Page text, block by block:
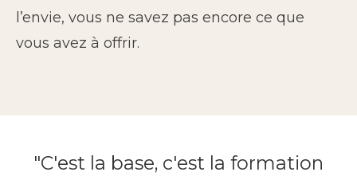
l’envie, vous ne savez pas encore ce que
vous avez à offrir.
"C'est la base, c'est la formation